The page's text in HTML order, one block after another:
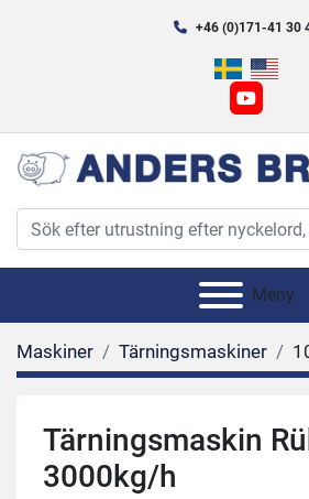
+46 (0)171-41 30
youtube
Meny
Maskiner Tärningsmaskiner
Tärningsmaskin
3000kg/h